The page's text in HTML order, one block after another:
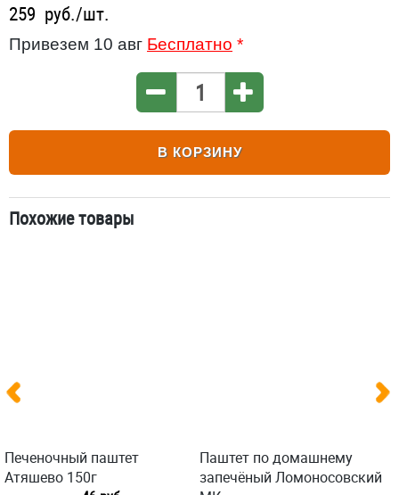
259 руб./шт.
Привезем 10 авг Бесплатно *
В КОРЗИНУ
Похожие товары
Печеночный паштет
Атяшево 150г
Паштет по домашнему
запечёный Ломоносовский